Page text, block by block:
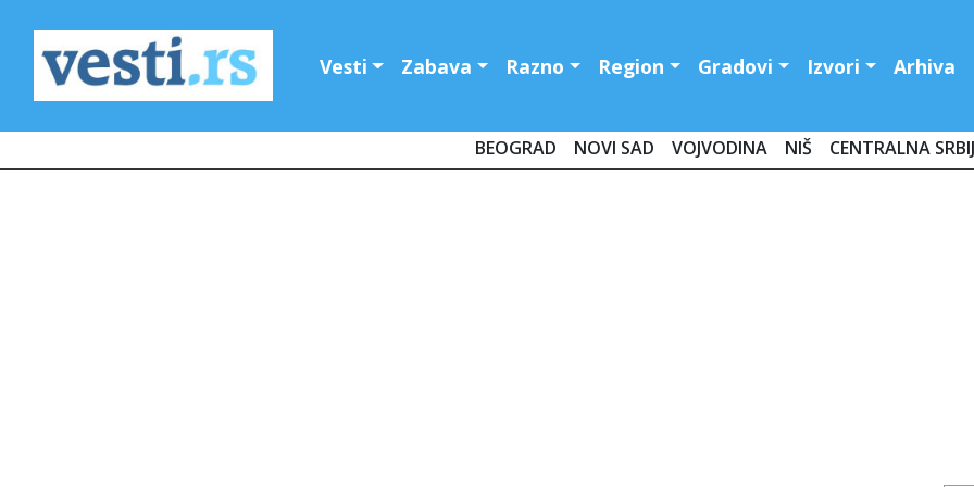
Vesti Zabava Razno Region Gradovi Izvori Arhiva
BEOGRAD NOVI SAD VOJVODINA NIŠ CENTRALNA